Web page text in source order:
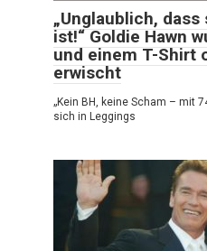
„Unglaublich,
ist!“ Goldie Hawn
und einem T-Shirt
erwischt
„Kein BH, keine Scham – mit
sich in Leggings